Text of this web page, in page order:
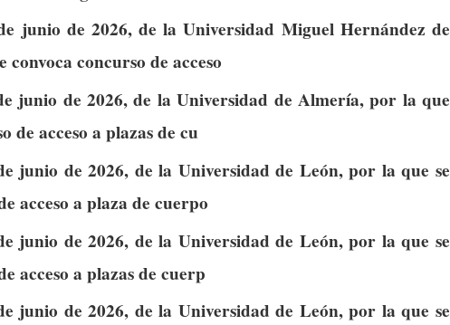
junio de 2026, de la Universidad Miguel Hernández de
convoca concurso de acceso
junio de 2026, de la Universidad de Almería, por la que
de acceso a plazas de cu
junio de 2026, de la Universidad de León, por la que se
acceso a plaza de cuerpo
junio de 2026, de la Universidad de León, por la que se
acceso a plazas de cuerp
junio de 2026, de la Universidad de León, por la que se